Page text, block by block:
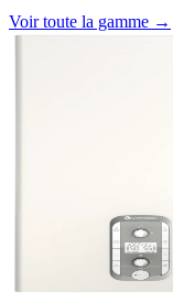
Voir toute la gamme →